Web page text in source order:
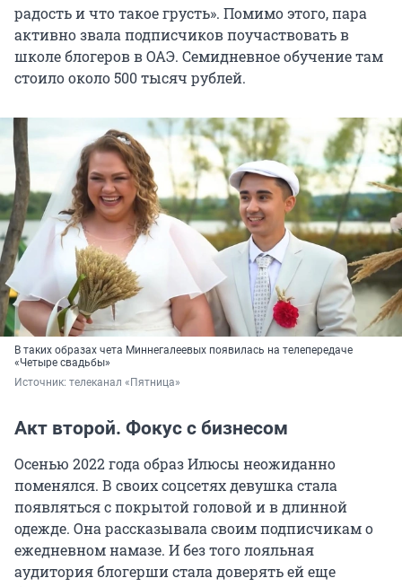
радость и что такое грусть». Помимо этого, пара
активно звала подписчиков поучаствовать в
школе блогеров в ОАЭ. Семидневное обучение там
стоило около 500 тысяч рублей.
В таких образах чета Миннегалеевых появилась на телепередаче
«Четыре свадьбы»
Источник: телеканал «Пятница»
Акт второй. Фокус с бизнесом
Осенью 2022 года образ Илюсы неожиданно
поменялся. В своих соцсетях девушка стала
появляться с покрытой головой и в длинной
одежде. Она рассказывала своим подписчикам о
ежедневном намазе. И без того лояльная
аудитория блогерши стала доверять ей еще